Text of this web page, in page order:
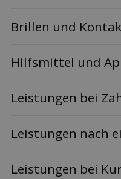
Brillen und
Hilfsmittel und
Leis­tungen bei
Leis­tungen nach
Leis­tungen bei